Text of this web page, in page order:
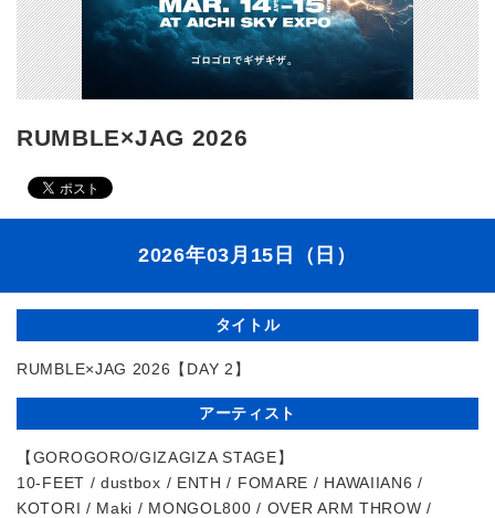
RUMBLE×JAG 2026
2026年03月15日（日）
タイトル
RUMBLE×JAG 2026【DAY 2】
アーティスト
【GOROGORO/GIZAGIZA STAGE】
10-FEET / dustbox / ENTH / FOMARE / HAWAIIAN6 /
KOTORI / Maki / MONGOL800 / OVER ARM THROW /